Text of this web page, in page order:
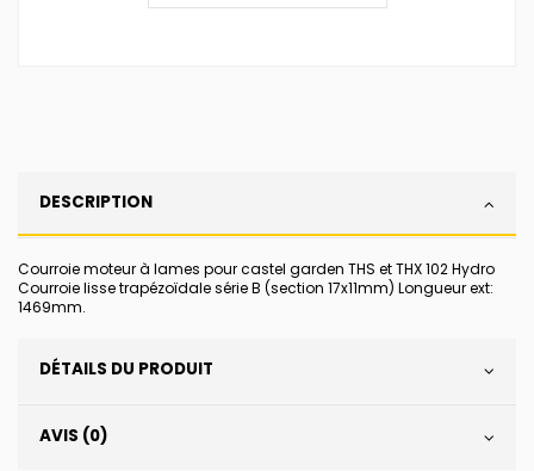
DESCRIPTION
Courroie moteur à lames pour castel garden THS et THX 102 Hydro
Courroie lisse trapézoïdale série B (section 17x11mm) Longueur ext:
1469mm.
DÉTAILS DU PRODUIT
AVIS (0)